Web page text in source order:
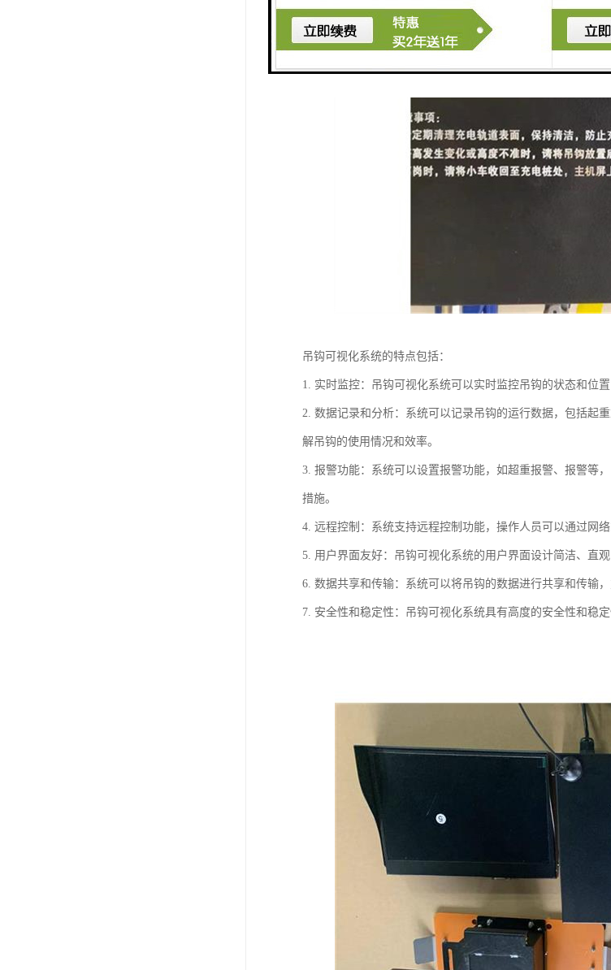
吊钩可视化系统的特点包括：
1. 实时监控：吊钩可视化系统可以实时监控吊钩的状态和位
2. 数据记录和分析：系统可以记录吊钩的运行数据，包括起
解吊钩的使用情况和效率。
3. 报警功能：系统可以设置报警功能，如超重报警、报警等
措施。
4. 远程控制：系统支持远程控制功能，操作人员可以通过网
5. 用户界面友好：吊钩可视化系统的用户界面设计简洁、直
6. 数据共享和传输：系统可以将吊钩的数据进行共享和传输
7. 安全性和稳定性：吊钩可视化系统具有高度的安全性和稳